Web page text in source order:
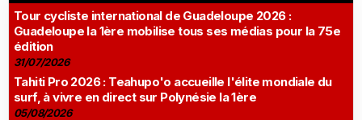
Tour cycliste international de Guadeloupe 2026 :
Guadeloupe la 1ère mobilise tous ses médias pour la 75e
édition
31/07/2026
Tahiti Pro 2026 : Teahupo'o accueille l'élite mondiale du
surf, à vivre en direct sur Polynésie la 1ère
05/08/2026